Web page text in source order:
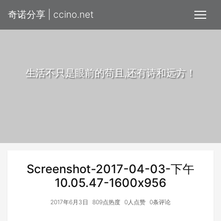
奇诺分享 | ccino.net
生活不只是眼前的苟且,还有诗和远方！
Screenshot-2017-04-03-下午
10.05.47-1600x956
2017年6月3日 809点热度 0人点赞 0条评论